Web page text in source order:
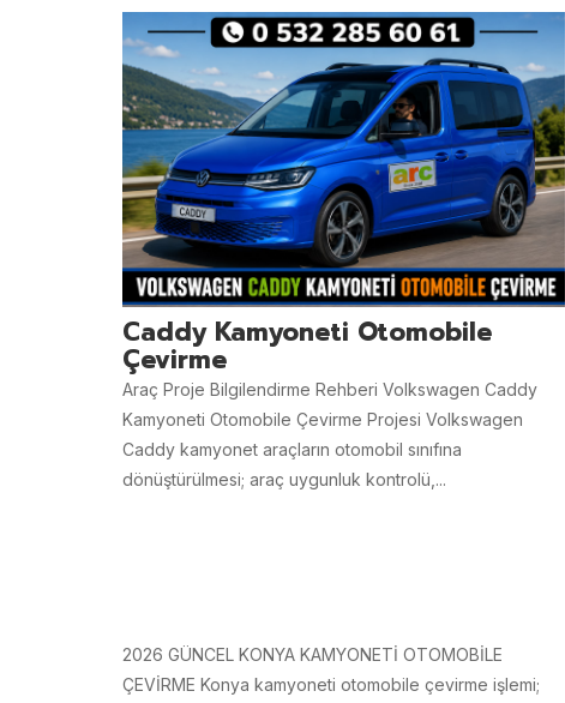
Caddy Kamyoneti Otomobile
Çevirme
Araç Proje Bilgilendirme Rehberi Volkswagen Caddy
Kamyoneti Otomobile Çevirme Projesi Volkswagen
Caddy kamyonet araçların otomobil sınıfına
dönüştürülmesi; araç uygunluk kontrolü,...
2026 GÜNCEL KONYA KAMYONETİ OTOMOBİLE
ÇEVİRME Konya kamyoneti otomobile çevirme işlemi;